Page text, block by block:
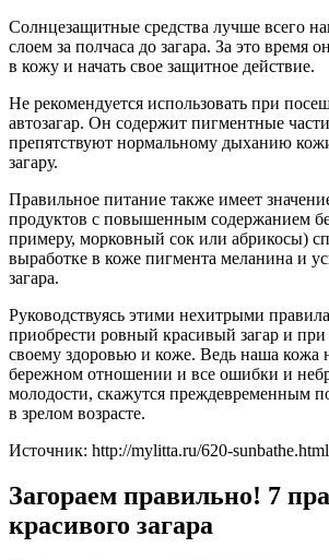
Солнцезащитные средства лучше всего
слоем за полчаса до загара. За это время
в кожу и начать свое защитное действие.
Не рекомендуется использовать при
автозагар. Он содержит пигментные
препятствуют нормальному дыханию
загару.
Правильное питание также имеет
продуктов с повышенным содержанием
примеру, морковный сок или абрикосы)
выработке в коже пигмента меланина и
загара.
Руководствуясь этими нехитрыми
приобрести ровный красивый загар и при
своему здоровью и коже. Ведь наша кожа
бережном отношении и все ошибки и
молодости, скажутся преждевременным
в зрелом возрасте.
Источник: http://mylitta.ru/620-sunbathe.html
Загораем правильно! 7
красивого загара